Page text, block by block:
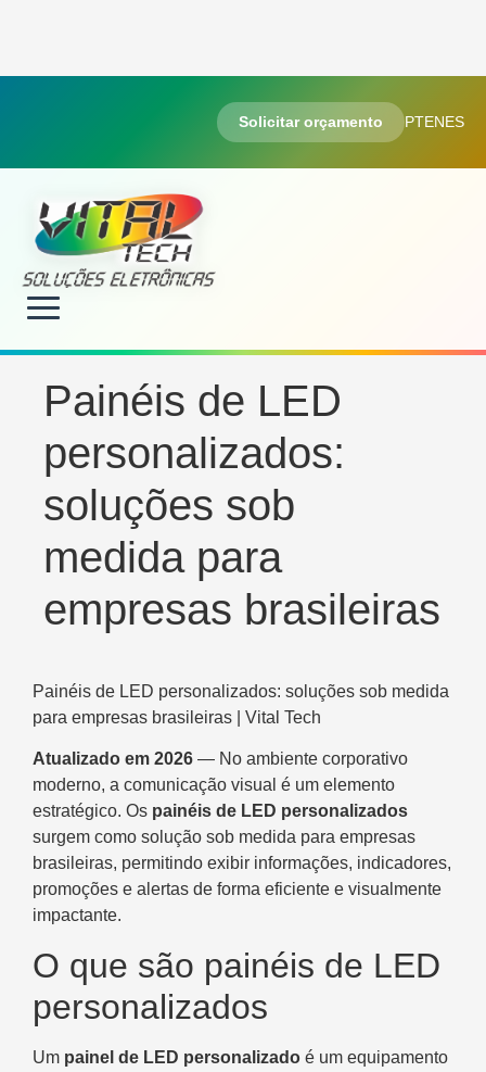
Solicitar orçamento PTENES
Painéis de LED
personalizados:
soluções sob
medida para
empresas brasileiras
Painéis de LED personalizados: soluções sob medida
para empresas brasileiras | Vital Tech
Atualizado em 2026 — No ambiente corporativo
moderno, a comunicação visual é um elemento
estratégico. Os painéis de LED personalizados
surgem como solução sob medida para empresas
brasileiras, permitindo exibir informações, indicadores,
promoções e alertas de forma eficiente e visualmente
impactante.
O que são painéis de LED
personalizados
Um painel de LED personalizado é um equipamento